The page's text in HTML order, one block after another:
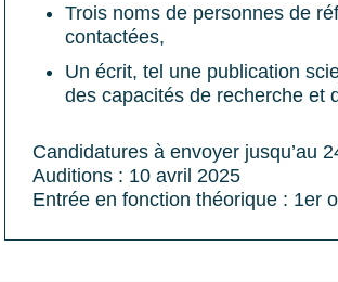
Trois noms de personnes de
contactées,
Un écrit, tel une publication
des capacités de recherche et
Candidatures à envoyer jusqu’au
Auditions : 10 avril 2025
Entrée en fonction théorique : 1er